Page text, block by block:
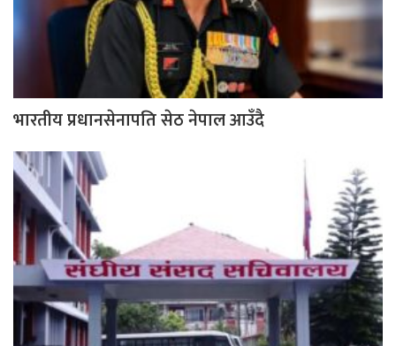
भारतीय प्रधानसेनापति सेठ नेपाल आउँदै